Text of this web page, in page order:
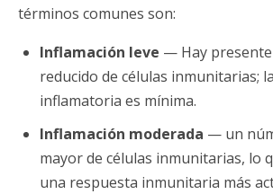
términos comunes son:
Inflamación leve — Hay
reducido de células inmunitarias;
inflamatoria es mínima.
Inflamación moderada — un
mayor de células inmunitarias, lo
una respuesta inmunitaria más